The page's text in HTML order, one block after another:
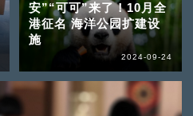
安”“可可”来了！10月全
港征名 海洋公园扩建设
施
2024-09-24